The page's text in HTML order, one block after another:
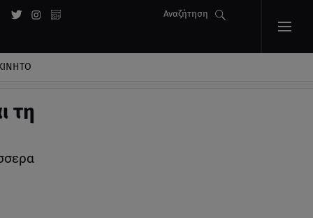
Αναζήτηση
τη